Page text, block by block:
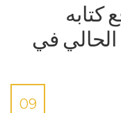
كتابه
«إسمع يا بني» في 24 الحالي في
09